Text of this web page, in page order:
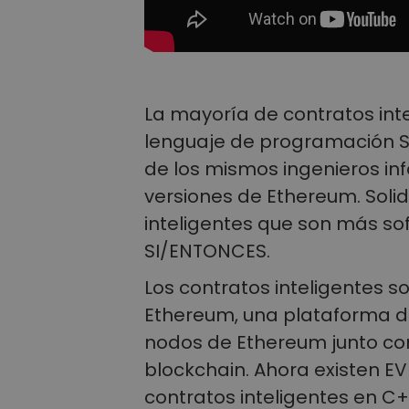
La mayoría de contratos
lenguaje de programación
de los mismos ingenieros
versiones de Ethereum.
inteligentes que son más
SI/ENTONCES.
Los contratos inteligentes
Ethereum, una plataforma
nodos de Ethereum junto
blockchain. Ahora existen
contratos inteligentes en